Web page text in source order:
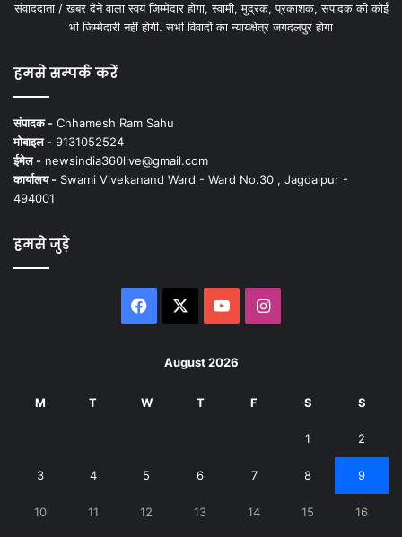
संवाददाता / खबर देने वाला स्वयं जिम्मेदार होगा, स्वामी, मुद्रक, प्रकाशक, संपादक की कोई
भी जिम्मेदारी नहीं होगी. सभी विवादों का न्यायक्षेत्र जगदलपुर होगा
हमसे सम्पर्क करें
संपादक - Chhamesh Ram Sahu
मोबाइल - 9131052524
ईमेल - newsindia360live@gmail.com
कार्यालय - Swami Vivekanand Ward - Ward No.30 , Jagdalpur -
494001
हमसे जुड़े
Facebook YouTubeInstagram
August 2026
M T W T F S S
1 2
3 4 5 6 7 8 9
10 11 12 13 14 15 16